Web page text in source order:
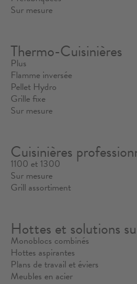
Sur mesure
Thermo-Cuisinières
Plus
Flamme inversée
Pellet Hydro
Grille fixe
Sur mesure
Cuisinières
1100 et 1300
Sur mesure
Grill assortiment
Hottes et solutions
Monoblocs combinés
Hottes aspirantes
Plans de travail et éviers
Meubles en acier